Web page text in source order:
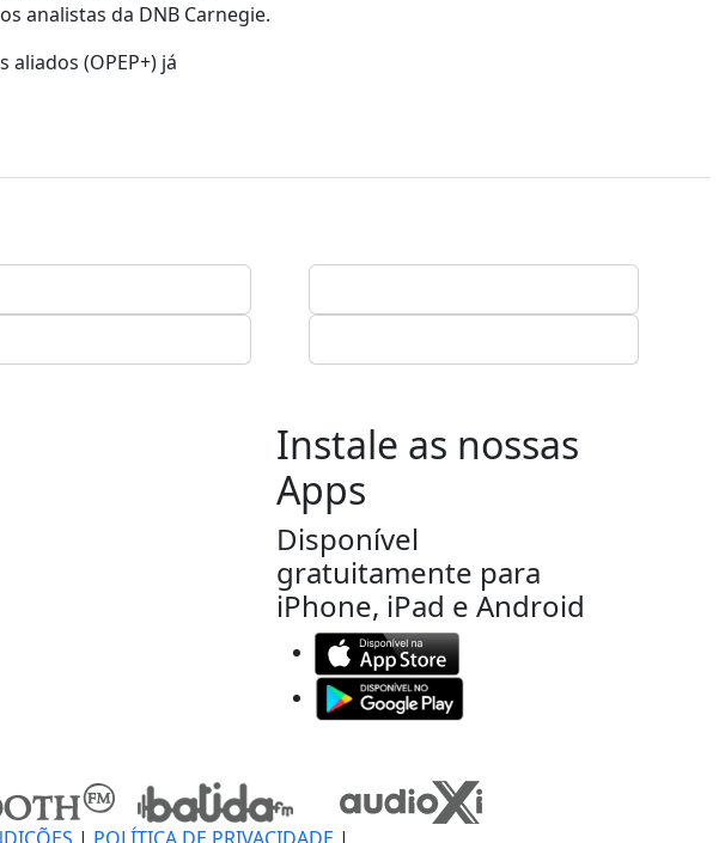
analistas da DNB Carnegie.
(OPEP+) já
Instale as nossas
Apps
Disponível
gratuitamente para
iPhone, iPad e Android